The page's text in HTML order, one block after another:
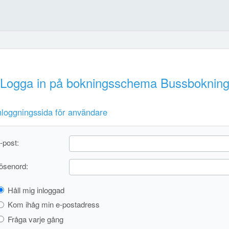
Logga in på bokningsschema Bussbokning
för användare
post:
Håll mig inloggad
Kom ihåg min e-postadress
Fråga varje gång